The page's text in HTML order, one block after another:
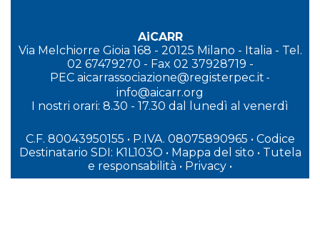
AiCARR
Via Melchiorre Gioia 168 - 20125 Milano - Italia - Tel.
02 67479270 - Fax 02 37928719 -
PEC aicarrassociazione@registerpec.it -
info@aicarr.org
I nostri orari: 8.30 - 17.30 dal lunedì al venerdì
C.F. 80043950155 • P.IVA. 08075890965 • Codice
Destinatario SDI: K1L103O • Mappa del sito • Tutela
e responsabilità • Privacy •